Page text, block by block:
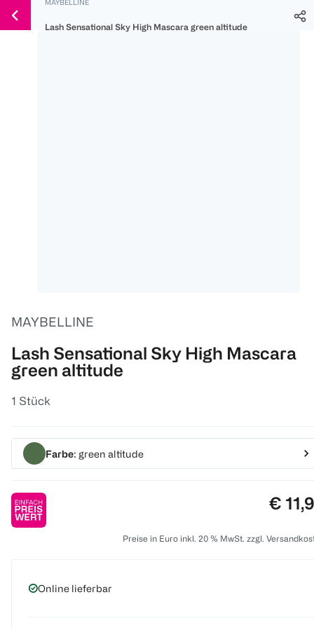
150 Ös
300 Ös
500 Ös
Weiter
zum
MAYBELLINE
Lash Sensational Sky High Mascara green altitude
MAYBELLINE
Lash Sensational Sky High Mascara
green altitude
1 Stück
Farbe: green altitude
Preis:
€
Preise in Euro inkl. 20 % MwSt. zzgl.
Online lieferbar